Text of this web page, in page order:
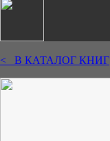
< В КАТАЛОГ КНИГ